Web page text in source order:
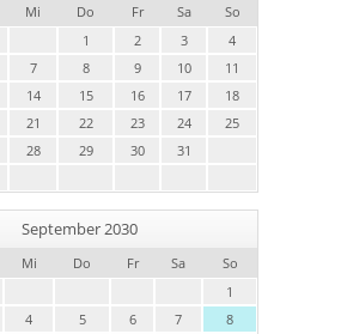
Mi Do Fr Sa
So
1
2 3
4
7 8 9 10
11
14 15 16 17
18
21 22 23 24
25
28 29 30 31
September 2030
Mi Do Fr Sa
So
1
4 5 6 7
8